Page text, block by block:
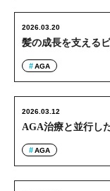
髪の成長を支える
2026.03.20
AGA
AGA治療と並行し
2026.03.12
AGA